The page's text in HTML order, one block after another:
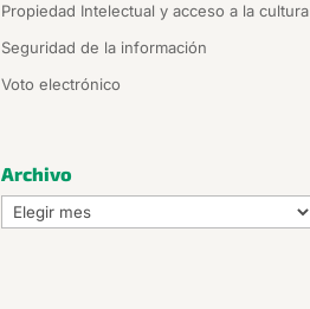
Propiedad Intelectual y acceso a la cultura
Seguridad de la información
Voto electrónico
Archivo
Archivo